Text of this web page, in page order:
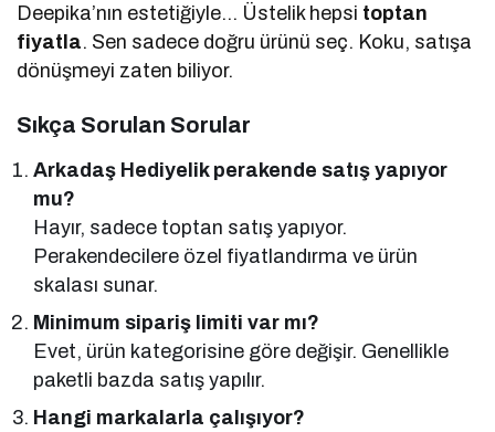
Deepika’nın estetiğiyle… Üstelik hepsi toptan
fiyatla. Sen sadece doğru ürünü seç. Koku, satışa
dönüşmeyi zaten biliyor.
Sıkça Sorulan Sorular
Arkadaş Hediyelik perakende satış yapıyor
mu?
Hayır, sadece toptan satış yapıyor.
Perakendecilere özel fiyatlandırma ve ürün
skalası sunar.
Minimum sipariş limiti var mı?
Evet, ürün kategorisine göre değişir. Genellikle
paketli bazda satış yapılır.
Hangi markalarla çalışıyor?